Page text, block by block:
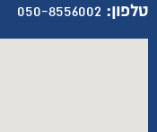
טלפון: 050-8556002